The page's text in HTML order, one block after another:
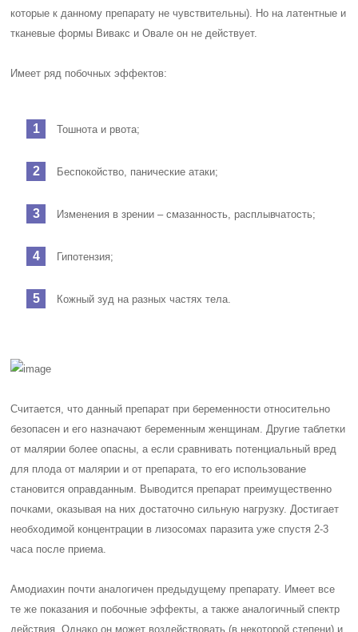
которые к данному препарату не чувствительны). Но на латентные и
тканевые формы Вивакс и Овале он не действует.
Имеет ряд побочных эффектов:
Тошнота и рвота;
Беспокойство, панические атаки;
Изменения в зрении – смазанность, расплывчатость;
Гипотензия;
Кожный зуд на разных частях тела.
Считается, что данный препарат при беременности относительно
безопасен и его назначают беременным женщинам. Другие таблетки
от малярии более опасны, а если сравнивать потенциальный вред
для плода от малярии и от препарата, то его использование
становится оправданным. Выводится препарат преимущественно
почками, оказывая на них достаточно сильную нагрузку. Достигает
необходимой концентрации в лизосомах паразита уже спустя 2-3
часа после приема.
Амодиахин почти аналогичен предыдущему препарату. Имеет все
те же показания и побочные эффекты, а также аналогичный спектр
действия. Однако он может воздействовать (в некоторой степени) и